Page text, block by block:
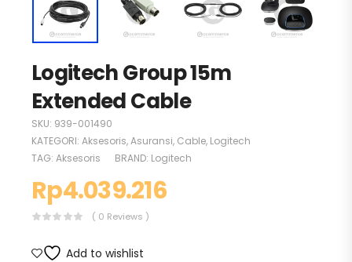
Logitech Group 15m
Extended Cable
SKU: 939-001490
KATEGORI: Aksesoris,Asuransi, Cable, Logitech
TAG: Aksesoris BRAND: Logitech
Rp4.039.216
( 0 Reviews )
Add to wishlist